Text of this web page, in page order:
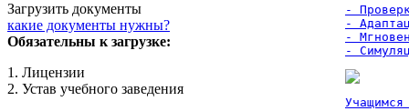
Загрузить документы
какие документы нужны?
Обязательны к загрузке:
1. Лицензии
2. Устав учебного заведения
-
-
-
-